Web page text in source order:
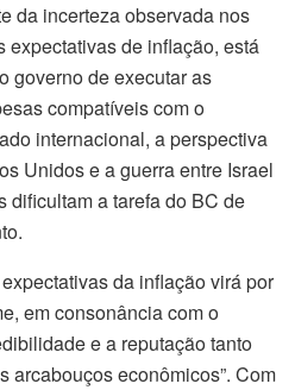
da incerteza observada nos
expectativas de inflação, está
governo de executar as
compatíveis com o
internacional, a perspectiva
Unidos e a guerra entre Israel
dificultam a tarefa do BC de
da inflação virá por
em consonância com o
e a reputação tanto
arcabouços econômicos”. Com